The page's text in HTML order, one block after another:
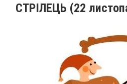
СТРІЛЕЦЬ (22